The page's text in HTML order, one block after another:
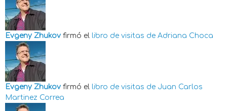
Evgeny Zhukov firmó el libro de visitas de Adriana Choca
Evgeny Zhukov firmó el libro de visitas de Juan Carlos
Martinez Correa